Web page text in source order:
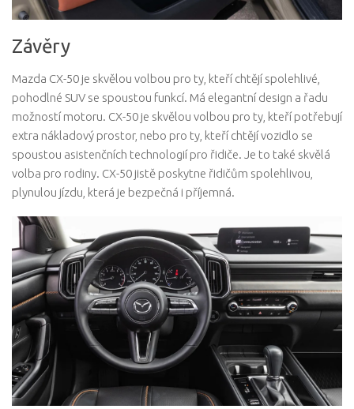
Závěry
Mazda CX-50 je skvělou volbou pro ty, kteří chtějí spolehlivé,
pohodlné SUV se spoustou funkcí. Má elegantní design a řadu
možností motoru. CX-50 je skvělou volbou pro ty, kteří potřebují
extra nákladový prostor, nebo pro ty, kteří chtějí vozidlo se
spoustou asistenčních technologií pro řidiče. Je to také skvělá
volba pro rodiny. CX-50 jistě poskytne řidičům spolehlivou,
plynulou jízdu, která je bezpečná i příjemná.